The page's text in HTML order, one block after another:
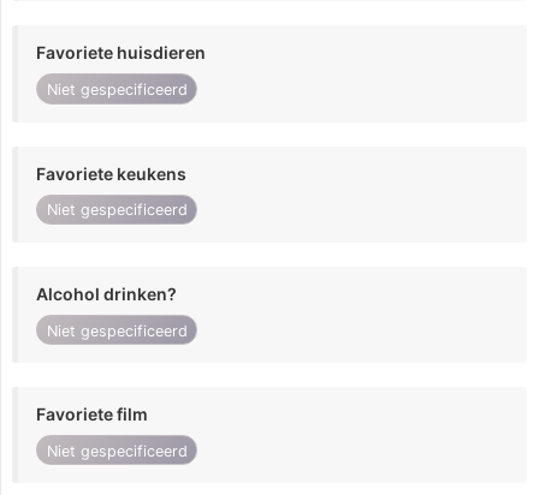
Favoriete huisdieren
Niet gespecificeerd
Favoriete keukens
Niet gespecificeerd
Alcohol drinken?
Niet gespecificeerd
Favoriete film
Niet gespecificeerd